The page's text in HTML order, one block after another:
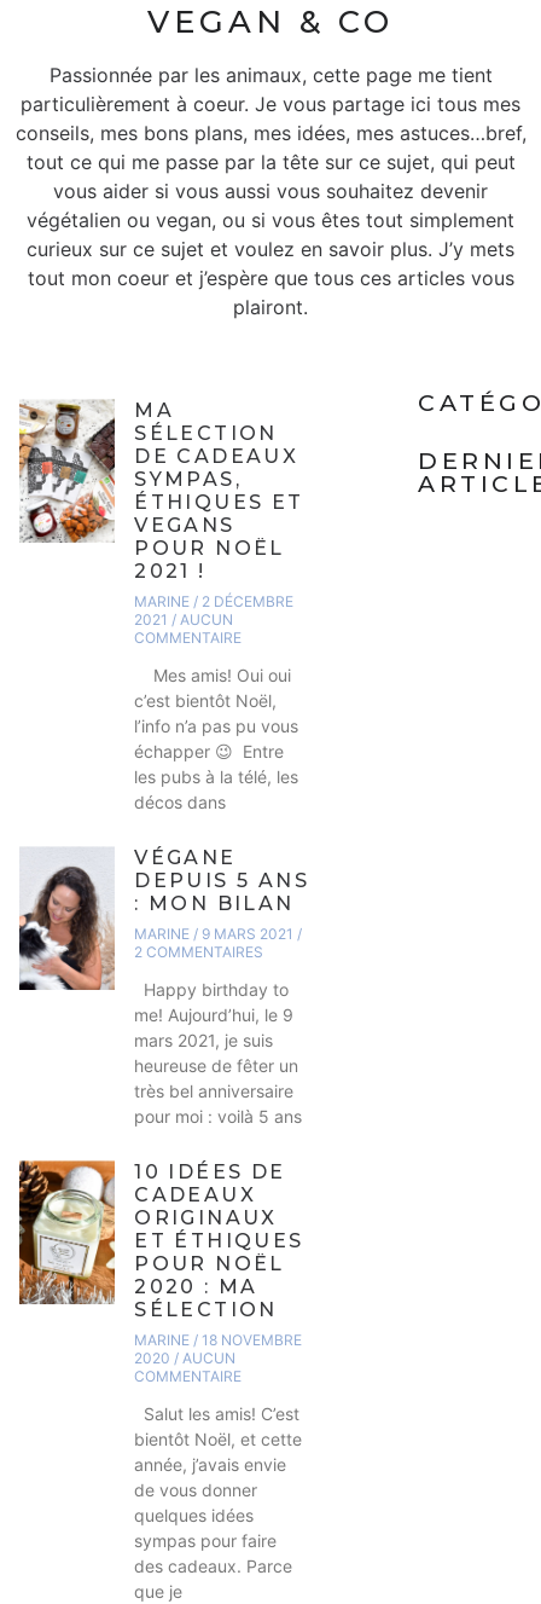
VEGAN & CO
Passionnée par les animaux, cette page me tient
particulièrement à coeur. Je vous partage ici tous mes
conseils, mes bons plans, mes idées, mes astuces…bref,
tout ce qui me passe par la tête sur ce sujet, qui peut
vous aider si vous aussi vous souhaitez devenir
végétalien ou vegan, ou si vous êtes tout simplement
curieux sur ce sujet et voulez en savoir plus. J’y mets
tout mon coeur et j’espère que tous ces articles vous
plairont.
MA
SÉLECTION
DE CADEAUX
SYMPAS,
ÉTHIQUES ET
VEGANS
POUR NOËL
2021 !
MARINE 2 DÉCEMBRE
2021 AUCUN
COMMENTAIRE
Mes amis! Oui oui
c’est bientôt Noël,
l’info n’a pas pu vous
échapper 😉 Entre
les pubs à la télé, les
décos dans
VÉGANE
DEPUIS 5 ANS
: MON BILAN
MARINE 9 MARS 2021
2 COMMENTAIRES
Happy birthday to
me! Aujourd’hui, le 9
mars 2021, je suis
heureuse de fêter un
très bel anniversaire
pour moi : voilà 5 ans
10 IDÉES DE
CADEAUX
ORIGINAUX
ET ÉTHIQUES
POUR NOËL
2020 : MA
SÉLECTION
MARINE 18 NOVEMBRE
2020 AUCUN
COMMENTAIRE
Salut les amis! C’est
bientôt Noël, et cette
année, j’avais envie
de vous donner
quelques idées
sympas pour faire
des cadeaux. Parce
que je